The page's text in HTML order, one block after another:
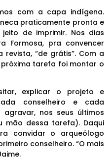
com a capa indígena.
praticamente pronta e
de imprimir. Nos dias
Formosa, pra convencer
revista, “de grátis”. Com a
tarefa foi montar o
explicar o projeto e
conselheiro e cada
nos seus últimos
mão dessa tarefa). Daqui
convidar o arqueólogo
conselheiro. “O mais